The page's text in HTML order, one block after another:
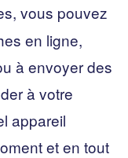
vous pouvez
en ligne,
à envoyer des
à votre
appareil
et en tout